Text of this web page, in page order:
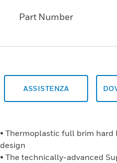
Part Number
ASSISTENZA
• Thermoplastic full brim
design
• The technically-advanced